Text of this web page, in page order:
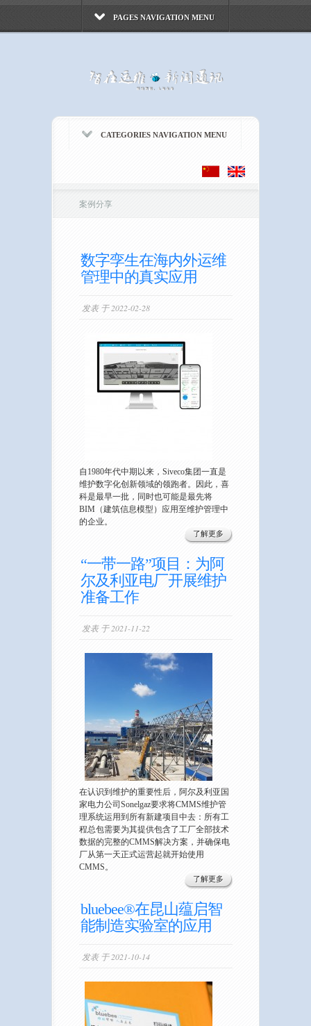
PAGES NAVIGATION MENU
CATEGORIES NAVIGATION MENU
案例分享
数字孪生在海内外运维
管理中的真实应用
发表 于 2022-02-28
自1980年代中期以来，Siveco集团一直是
维护数字化创新领域的领跑者。因此，喜
科是最早一批，同时也可能是最先将
BIM（建筑信息模型）应用至维护管理中
的企业。
了解更多
“一带一路”项目：为阿
尔及利亚电厂开展维护
准备工作
发表 于 2021-11-22
在认识到维护的重要性后，阿尔及利亚国
家电力公司Sonelgaz要求将CMMS维护管
理系统运用到所有新建项目中去：所有工
程总包需要为其提供包含了工厂全部技术
数据的完整的CMMS解决方案，并确保电
厂从第一天正式运营起就开始使用
CMMS。
了解更多
bluebee®在昆山蕴启智
能制造实验室的应用
发表 于 2021-10-14